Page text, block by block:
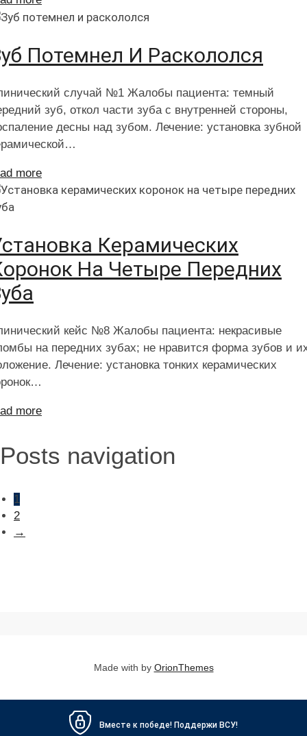
Потемнел И Раскололся
случай №1 Жалобы пациента: темный
зуб, откол части зуба с внутренней стороны,
десны над зубом. Лечение: установка зубной
more
Керамических
На Четыре Передних
кейс №8 Жалобы пациента: некрасивые
на передних зубах; не нравится форма зубов и
Лечение: установка тонких керамических
more
Posts navigation
1
2
→
Made with by OrionThemes
Вместе к победе! Поддержи ВСУ!